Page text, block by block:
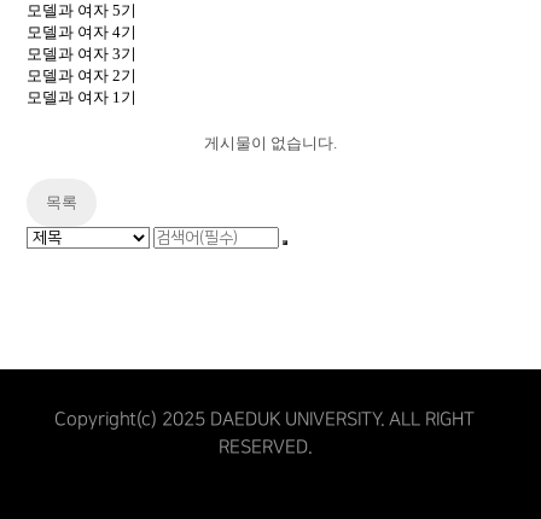
모델과 여자 5기
모델과 여자 4기
모델과 여자 3기
모델과 여자 2기
모델과 여자 1기
게시물이 없습니다.
목록
Copyright(c) 2025 DAEDUK UNIVERSITY. ALL RIGHT
RESERVED.